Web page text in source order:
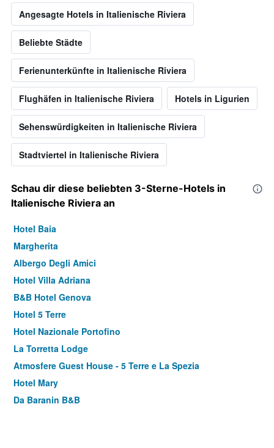
Angesagte Hotels in Italienische Riviera
Beliebte Städte
Ferienunterkünfte in Italienische Riviera
Flughäfen in Italienische Riviera Hotels in Ligurien
Sehenswürdigkeiten in Italienische Riviera
Stadtviertel in Italienische Riviera
Schau dir diese beliebten 3-Sterne-Hotels in
Italienische Riviera an
Hotel Baia
Margherita
Albergo Degli Amici
Hotel Villa Adriana
B&B Hotel Genova
Hotel 5 Terre
Hotel Nazionale Portofino
La Torretta Lodge
Atmosfere Guest House - 5 Terre e La Spezia
Hotel Mary
Da Baranin B&B